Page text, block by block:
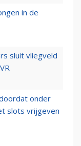
in de
sluit vliegveld
onder
slots vrijgeven